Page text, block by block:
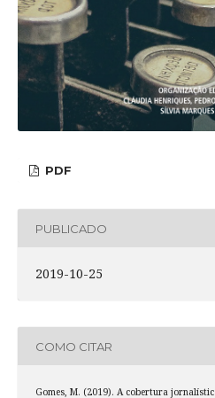
PDF
PUBLICADO
2019-10-25
COMO CITAR
Gomes, M. (2019). A cobertura